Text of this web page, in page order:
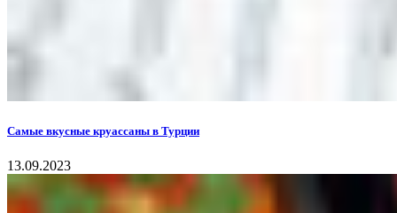
Самые вкусные круассаны в Турции
13.09.2023